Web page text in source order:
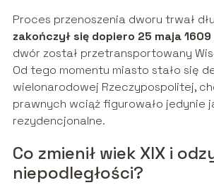
Proces przenoszenia dworu trwał
zakończył się dopiero 25 maja
dwór został przetransportowany
Od tego momentu miasto stało się
wielonarodowej Rzeczypospolitej,
prawnych wciąż figurowało jedynie
rezydencjonalne.
Co zmienił wiek XIX i
niepodległości?